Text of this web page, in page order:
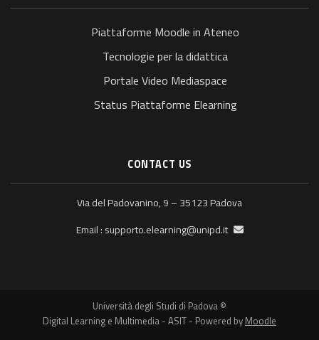
Piattaforme Moodle in Ateneo
Tecnologie per la didattica
Portale Video Mediaspace
Status Piattaforme Elearning
CONTACT US
Via del Padovanino, 9 – 35123 Padova
Email :
supporto.elearning@unipd.it
© Università degli Studi di Padova
Digital Learning e Multimedia - ASIT - Powered by Moodle